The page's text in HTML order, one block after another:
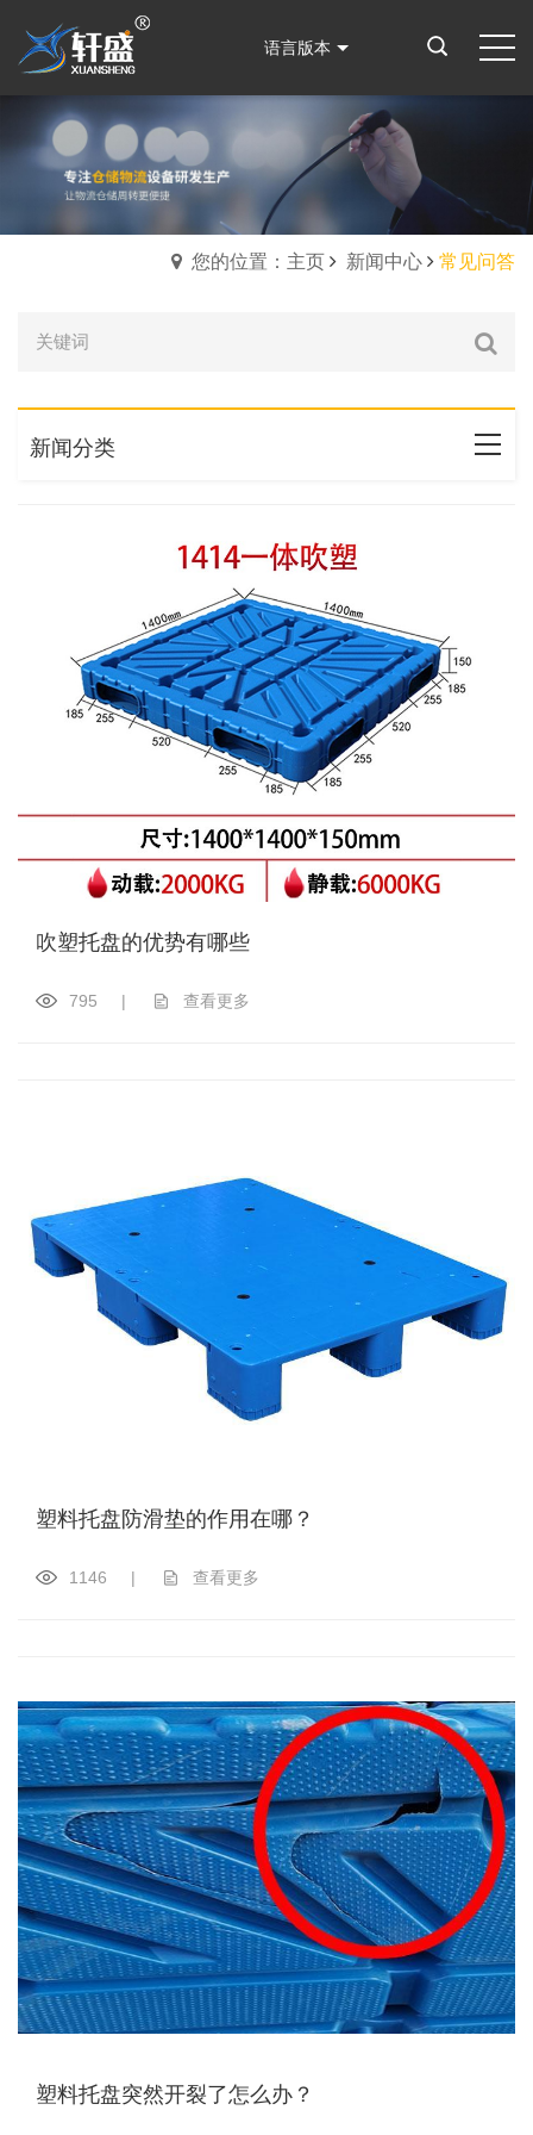
语言版本
您的位置：主页 新闻中心 常见问答
新闻分类
吹塑托盘的优势有哪些
795 | 查看更多
塑料托盘防滑垫的作用在哪？
1146 | 查看更多
塑料托盘突然开裂了怎么办？